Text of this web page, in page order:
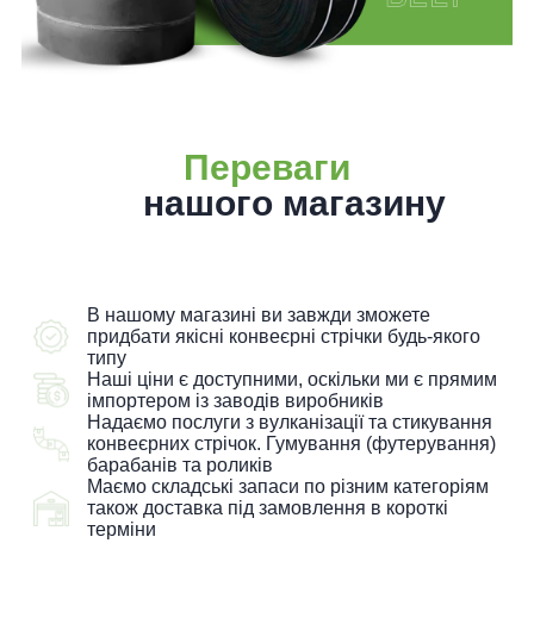
Переваги
нашого магазину
В нашому магазині ви завжди зможете
придбати якісні конвеєрні стрічки будь-якого
типу
Наші ціни є доступними, оскільки ми є прямим
імпортером із заводів виробників
Надаємо послуги з вулканізації та стикування
конвеєрних стрічок. Гумування (футерування)
барабанів та роликів
Маємо складські запаси по різним категоріям
також доставка під замовлення в короткі
терміни